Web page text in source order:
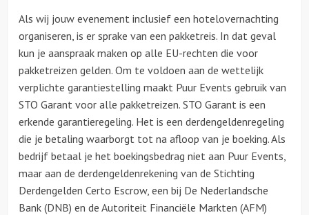
Als wij jouw evenement inclusief een hotelovernachting
organiseren, is er sprake van een pakketreis. In dat geval
kun je aanspraak maken op alle EU-rechten die voor
pakketreizen gelden. Om te voldoen aan de wettelijk
verplichte garantiestelling maakt Puur Events gebruik van
STO Garant voor alle pakketreizen. STO Garant is een
erkende garantieregeling. Het is een derdengeldenregeling
die je betaling waarborgt tot na afloop van je boeking. Als
bedrijf betaal je het boekingsbedrag niet aan Puur Events,
maar aan de derdengeldenrekening van de Stichting
Derdengelden Certo Escrow, een bij De Nederlandsche
Bank (DNB) en de Autoriteit Financiële Markten (AFM)